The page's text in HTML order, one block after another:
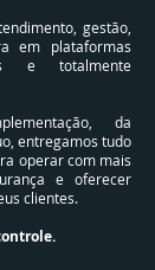
gestão,
em plataformas
e totalmente
da
entregamos tudo
operar com mais
e oferecer
clientes.